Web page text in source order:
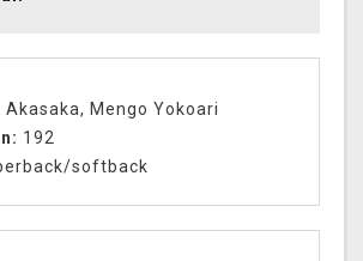
Akasaka, Mengo Yokoari
192
softback